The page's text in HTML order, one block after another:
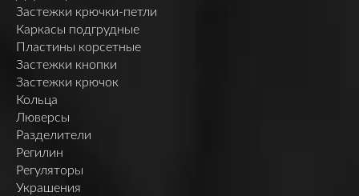
Застежки крючки-петли
Каркасы подгрудные
Пластины корсетные
Застежки кнопки
Застежки крючок
Кольца
Люверсы
Разделители
Регилин
Регуляторы
Украшения